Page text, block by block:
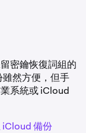
密鑰恢復詞組的
然方便，但手
系統或 iCloud
iCloud 備份